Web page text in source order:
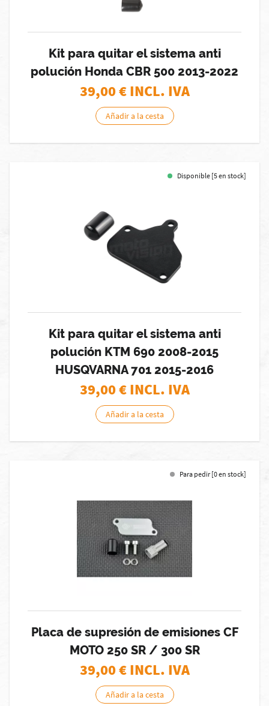
Kit para quitar el sistema anti
polución Honda CBR 500 2013-2022
39,00€ INCL. IVA
Añadir a la cesta
Disponible [5 en stock]
Kit para quitar el sistema anti
polución KTM 690 2008-2015
HUSQVARNA 701 2015-2016
39,00€ INCL. IVA
Añadir a la cesta
Para pedir [0 en stock]
Placa de supresión de emisiones CF
MOTO 250 SR / 300 SR
39,00€ INCL. IVA
Añadir a la cesta